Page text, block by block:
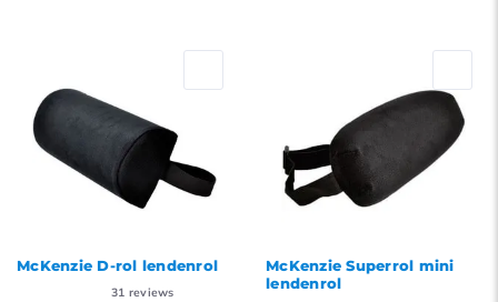
McKenzie D-rol lendenrol
31 reviews
McKenzie Superrol mini
lendenrol